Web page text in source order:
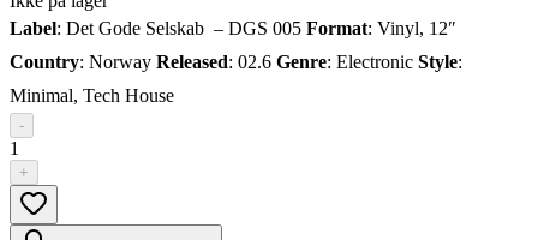
Label: Det Gode Selskab – DGS 005 Format: Vinyl, 12″
Country: Norway Released: 02.6 Genre: Electronic Style:
Minimal, Tech House
-
1
+